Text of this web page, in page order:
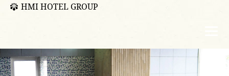
HMI HOTEL GROUP